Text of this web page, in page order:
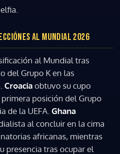
AL MUNDIAL 2026
al Mundial tras
del Grupo K en las
Croaciaobtuvo su cupo
posición del Grupo
de la UEFA. Ghana
al concluir en la cima
africanas, mientras
presencia tras ocupar el